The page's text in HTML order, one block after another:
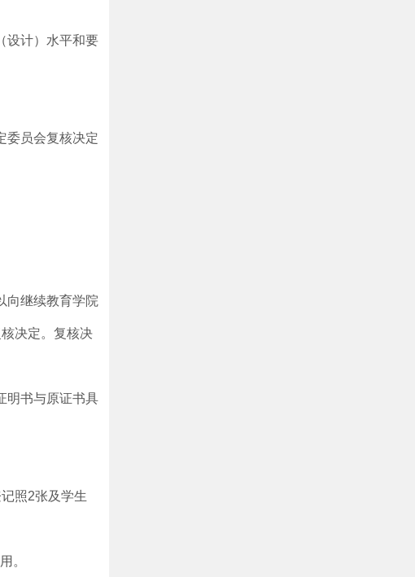
设计）水平和要
委员会复核决定
向继续教育学院
决定。复核决
明书与原证书具
照2张及学生
。